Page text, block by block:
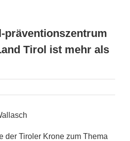
präventionszentrum
Tirol ist mehr als
der Tiroler Krone zum Thema